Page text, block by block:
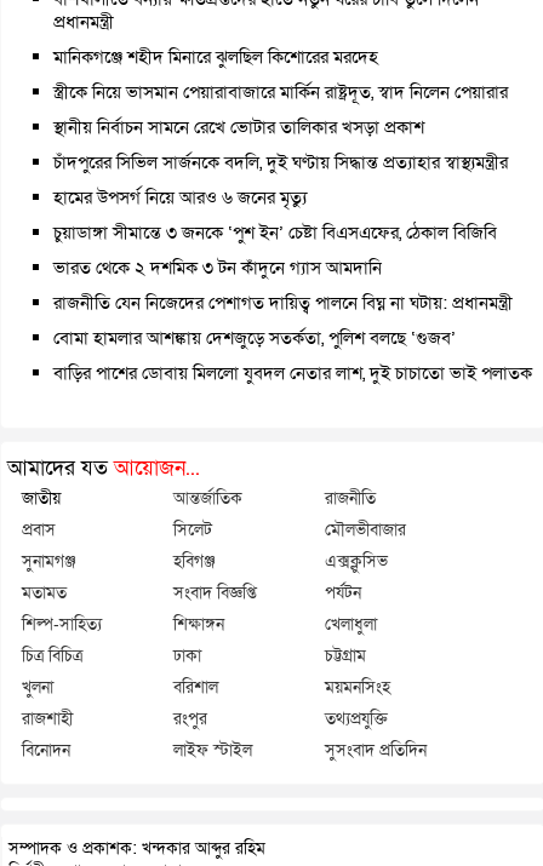
প্রধানমন্ত্রী
মানিকগঞ্জে শহীদ মিনারে ঝুলছিল কিশোরের মরদেহ
স্ত্রীকে নিয়ে ভাসমান পেয়ারাবাজারে মার্কিন রাষ্ট্রদূত, স্বাদ নিলেন পেয়ারার
স্থানীয় নির্বাচন সামনে রেখে ভোটার তালিকার খসড়া প্রকাশ
চাঁদপুরের সিভিল সার্জনকে বদলি, দুই ঘণ্টায় সিদ্ধান্ত প্রত্যাহার স্বাস্থ্যমন্ত্রীর
হামের উপসর্গ নিয়ে আরও ৬ জনের মৃত্যু
চুয়াডাঙ্গা সীমান্তে ৩ জনকে ‘পুশ ইন’ চেষ্টা বিএসএফের, ঠেকাল বিজিবি
ভারত থেকে ২ দশমিক ৩ টন কাঁদুনে গ্যাস আমদানি
রাজনীতি যেন নিজেদের পেশাগত দায়িত্ব পালনে বিঘ্ন না ঘটায়: প্রধানমন্ত্রী
বোমা হামলার আশঙ্কায় দেশজুড়ে সতর্কতা, পুলিশ বলছে ‘গুজব’
বাড়ির পাশের ডোবায় মিললো যুবদল নেতার লাশ, দুই চাচাতো ভাই পলাতক
আমাদের যতআয়োজন...
জাতীয় আন্তর্জাতিক
রাজনীতি
প্রবাস
সিলেট
মৌলভীবাজার
সুনামগঞ্জ
হবিগঞ্জ
এক্সক্লুসিভ
মতামত
সংবাদ বিজ্ঞপ্তি
পর্যটন
শিল্প-সাহিত্য
শিক্ষাঙ্গন
খেলাধুলা
চিত্র বিচিত্র
ঢাকা
চট্টগ্রাম
খুলনা
বরিশাল
ময়মনসিংহ
রাজশাহী
রংপুর
তথ্যপ্রযুক্তি
বিনোদন
লাইফ স্টাইল সুসংবাদ প্রতিদিন
সম্পাদক ও প্রকাশক: খন্দকার আব্দুর রহিম